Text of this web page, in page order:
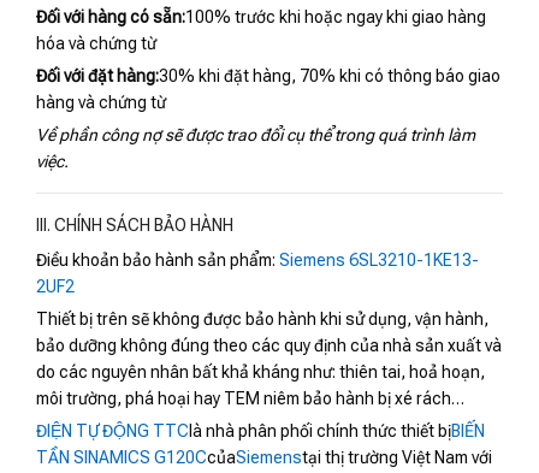
Đối với hàng có sẵn:100% trước khi hoặc ngay khi giao hàng
hóa và chứng từ
Đối với đặt hàng:30% khi đặt hàng, 70% khi có thông báo giao
hàng và chứng từ
Về phần công nợ sẽ được trao đổi cụ thể trong quá trình làm
việc.
III. CHÍNH SÁCH BẢO HÀNH
Điều khoản bảo hành sản phẩm: Siemens 6SL3210-1KE13-
2UF2
Thiết bị trên sẽ không được bảo hành khi sử dụng, vận hành,
bảo dưỡng không đúng theo các quy định của nhà sản xuất và
do các nguyên nhân bất khả kháng như: thiên tai, hoả hoạn,
môi trường, phá hoại hay TEM niêm bảo hành bị xé rách…
ĐIỆN TỰ ĐỘNG TTC là nhà phân phối chính thức thiết bịBIẾN
TẦN SINAMICS G120CcủaSiemenstại thị trường Việt Nam với